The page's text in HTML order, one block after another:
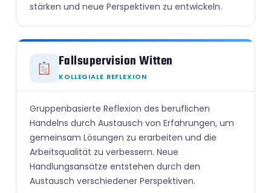
stärken und neue Perspektiven zu entwickeln.
Fallsupervision Witten
KOLLEGIALE REFLEXION
Gruppenbasierte Reflexion des beruflichen
Handelns durch Austausch von Erfahrungen, um
gemeinsam Lösungen zu erarbeiten und die
Arbeitsqualität zu verbessern. Neue
Handlungsansätze entstehen durch den
Austausch verschiedener Perspektiven.